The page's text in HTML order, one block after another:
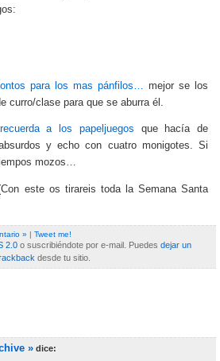
para los mas pánfilos…
mejor se los
curro/clase para que se aburra él.
a los papeljuegos que hacía de
y echo con cuatro monigotes. Si
mozos…
este os tirareis toda la Semana Santa
» | Tweet me!
2.0o suscribiéndote por e-mail. Puedes dejar un
desde tu sitio.
» dice: